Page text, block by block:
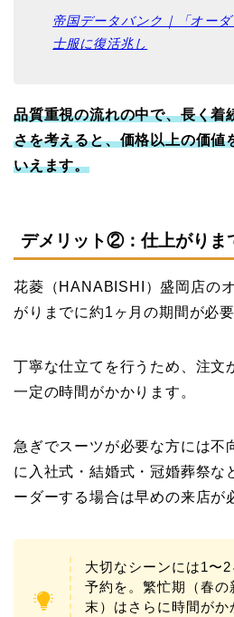
帝国データバンク｜「オー
士服に復活兆し
品質重視の流れの中で、長く着
さを考えると、価格以上の価値
いえます。
デメリット②：仕上がりま
花菱（HANABISHI）盛岡店の
がりまでに約1ヶ月の期間が必要
丁寧な仕立てを行うため、注文
一定の時間がかかります。
急ぎでスーツが必要な方には不
に入社式・結婚式・冠婚葬祭な
ーダーする場合は早めの来店が
大切なシーンには1〜
予約を。繁忙期（春
末）はさらに時間がか